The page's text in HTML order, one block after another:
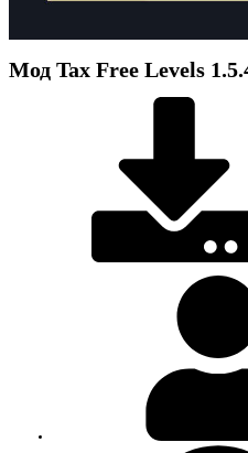
Мод Tax Free Levels